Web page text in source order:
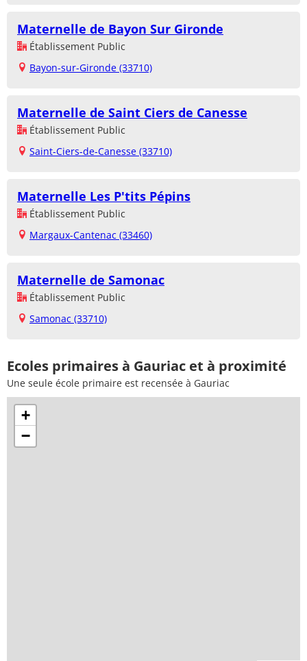
Maternelle de Bayon Sur Gironde
Établissement Public
Bayon-sur-Gironde (33710)
Maternelle de Saint Ciers de Canesse
Établissement Public
Saint-Ciers-de-Canesse (33710)
Maternelle Les P'tits Pépins
Établissement Public
Margaux-Cantenac (33460)
Maternelle de Samonac
Établissement Public
Samonac (33710)
Ecoles primaires à Gauriac et à proximité
Une seule école primaire est recensée à Gauriac
+
−